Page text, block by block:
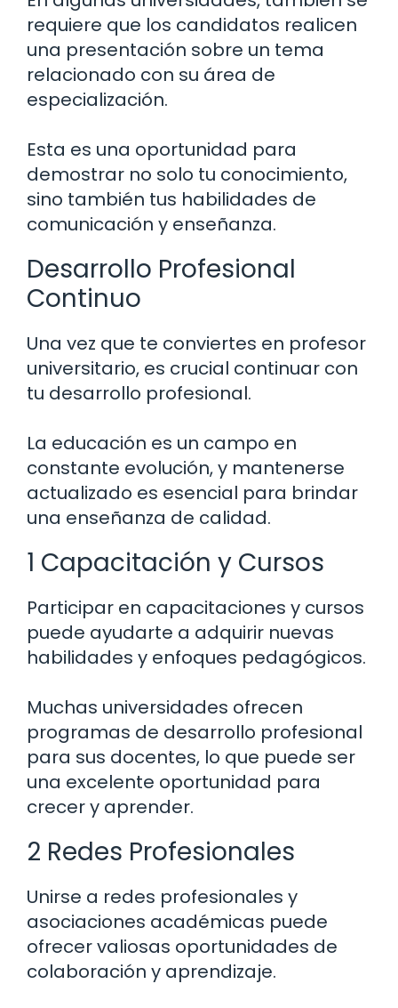
requiere que los candidatos realicen
una presentación sobre un tema
relacionado con su área de
especialización.
Esta es una oportunidad para
demostrar no solo tu conocimiento,
sino también tus habilidades de
comunicación y enseñanza.
Desarrollo Profesional
Continuo
Una vez que te conviertes en profesor
universitario, es crucial continuar con
tu desarrollo profesional.
La educación es un campo en
constante evolución, y mantenerse
actualizado es esencial para brindar
una enseñanza de calidad.
1 Capacitación y Cursos
Participar en capacitaciones y cursos
puede ayudarte a adquirir nuevas
habilidades y enfoques pedagógicos.
Muchas universidades ofrecen
programas de desarrollo profesional
para sus docentes, lo que puede ser
una excelente oportunidad para
crecer y aprender.
2 Redes Profesionales
Unirse a redes profesionales y
asociaciones académicas puede
ofrecer valiosas oportunidades de
colaboración y aprendizaje.